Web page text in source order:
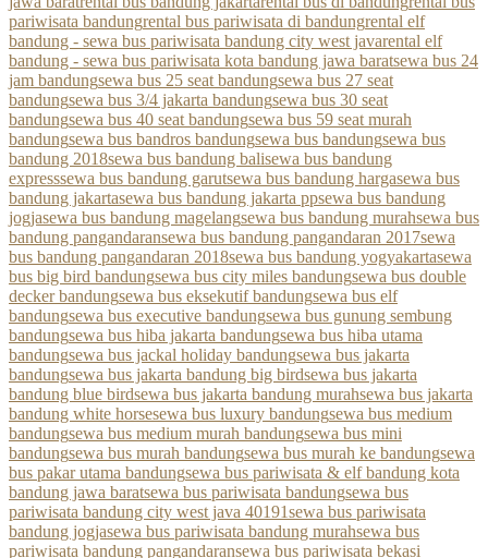
pariwisata bandungrental bus pariwisata di bandungrental elf
bandung - sewa bus pariwisata bandung city west javarental elf
bandung - sewa bus pariwisata kota bandung jawa baratsewa bus 24
jam bandungsewa bus 25 seat bandungsewa bus 27 seat
bandungsewa bus 3/4 jakarta bandungsewa bus 30 seat
bandungsewa bus 40 seat bandungsewa bus 59 seat murah
bandungsewa bus bandros bandungsewa bus bandungsewa bus
bandung 2018sewa bus bandung balisewa bus bandung
expresssewa bus bandung garutsewa bus bandung hargasewa bus
bandung jakartasewa bus bandung jakarta ppsewa bus bandung
jogjasewa bus bandung magelangsewa bus bandung murahsewa bus
bandung pangandaransewa bus bandung pangandaran 2017sewa
bus bandung pangandaran 2018sewa bus bandung yogyakartasewa
bus big bird bandungsewa bus city miles bandungsewa bus double
decker bandungsewa bus eksekutif bandungsewa bus elf
bandungsewa bus executive bandungsewa bus gunung sembung
bandungsewa bus hiba jakarta bandungsewa bus hiba utama
bandungsewa bus jackal holiday bandungsewa bus jakarta
bandungsewa bus jakarta bandung big birdsewa bus jakarta
bandung blue birdsewa bus jakarta bandung murahsewa bus jakarta
bandung white horsesewa bus luxury bandungsewa bus medium
bandungsewa bus medium murah bandungsewa bus mini
bandungsewa bus murah bandungsewa bus murah ke bandungsewa
bus pakar utama bandungsewa bus pariwisata & elf bandung kota
bandung jawa baratsewa bus pariwisata bandungsewa bus
pariwisata bandung city west java 40191sewa bus pariwisata
bandung jogjasewa bus pariwisata bandung murahsewa bus
pariwisata bandung pangandaransewa bus pariwisata bekasi